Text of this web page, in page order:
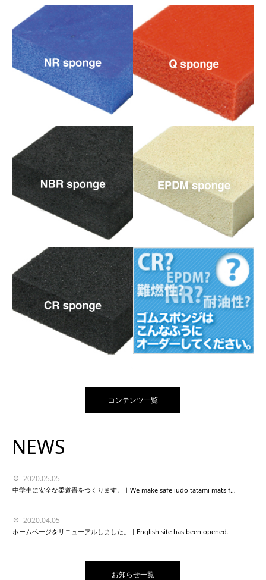
コンテンツ一覧
NEWS
2020.05.05
中学生に安全な柔道畳をつくります。｜We make safe judo tatami mats for junior high school students.
2020.04.05
ホームページをリニューアルしました。｜English site has been opened.
お知らせ一覧